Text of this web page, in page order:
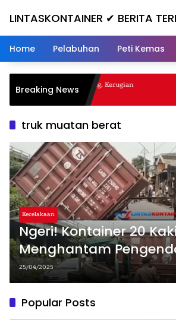
LINTASKONTAINER ✔ BERITA
KONTAINER TERBARU HARI INI
Home Pelabuhan Peti Kemas
Breaking News
Nanjak, Masuk ke Jurang, Kerugian
truk muatan berat
Kecelakaan
Ngeri! Kontainer 20
Menghantam
di Jalan Raya
25/04/2025
Popular Posts